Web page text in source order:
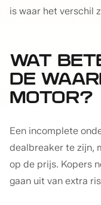
is waar het verschil
WAT
DE
MOTOR?
Een incomplete
dealbreaker te zijn,
op de prijs. Kopers
gaan uit van extra